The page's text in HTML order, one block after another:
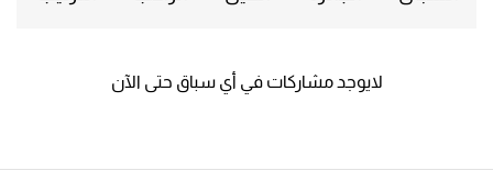
لايوجد مشاركات في أي سباق حتى الآن